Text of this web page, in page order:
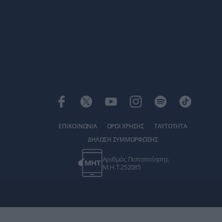
ΕΠΙΚΟΙΝΩΝΙΑ ΟΡΟΙ ΧΡΗΣΗΣ
ΤΑΥΤΟΤΗΤΑ
ΔΗΛΩΣΗ ΣΥΜΜΟΡΦΩΣΗΣ
Αριθμός Πιστοποίησης
Μ.Η.Τ.252085